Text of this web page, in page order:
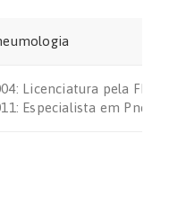
Licenciatura pela FMUP
Especialista em